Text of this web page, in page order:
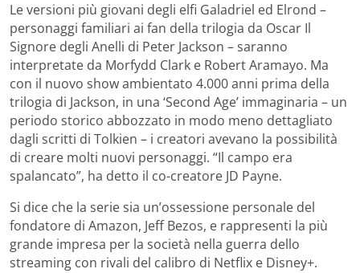
Le versioni più giovani degli elfi Galadriel ed Elrond –
personaggi familiari ai fan della trilogia da Oscar Il
Signore degli Anelli di Peter Jackson – saranno
interpretate da Morfydd Clark e Robert Aramayo. Ma
con il nuovo show ambientato 4.000 anni prima della
trilogia di Jackson, in una ‘Second Age’ immaginaria – un
periodo storico abbozzato in modo meno dettagliato
dagli scritti di Tolkien – i creatori avevano la possibilità
di creare molti nuovi personaggi. “Il campo era
spalancato”, ha detto il co-creatore JD Payne.
Si dice che la serie sia un’ossessione personale del
fondatore di Amazon, Jeff Bezos, e rappresenti la più
grande impresa per la società nella guerra dello
streaming con rivali del calibro di Netflix e Disney+.